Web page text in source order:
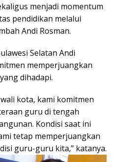
menjadi momentum
pendidikan melalui
Andi Rosman.
Selatan Andi
memperjuangkan
dihadapi.
kota, kami komitmen
guru di tengah
Kondisi saat ini
tetap memperjuangkan
guru-guru kita,” katanya.